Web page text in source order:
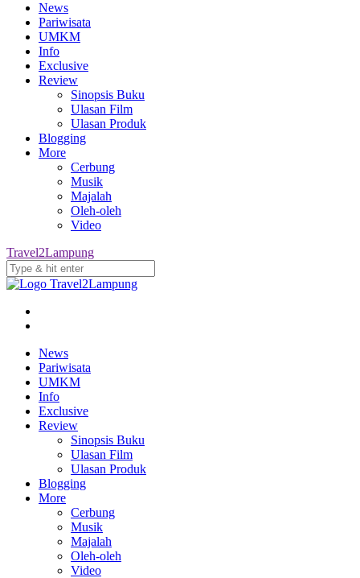
News
Pariwisata
UMKM
Info
Exclusive
Review
Sinopsis Buku
Ulasan Film
Ulasan Produk
Blogging
More
Cerbung
Musik
Majalah
Oleh-oleh
Video
Travel2Lampung
News
Pariwisata
UMKM
Info
Exclusive
Review
Sinopsis Buku
Ulasan Film
Ulasan Produk
Blogging
More
Cerbung
Musik
Majalah
Oleh-oleh
Video